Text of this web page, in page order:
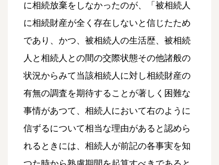
に相続放棄をしなかったのが、「被相続人
に相続財産が全く存在しないと信じたため
であり、かつ、被相続人の生活歴、被相続
人と相続人との間の交際状態その他諸般の
状況からみて当該相続人に対し相続財産の
有無の調査を期待することが著しく困難な
事情があつて、相続人において右のように
信ずるについて相当な理由があると認めら
れるときには、相続人が前記の各事実を知